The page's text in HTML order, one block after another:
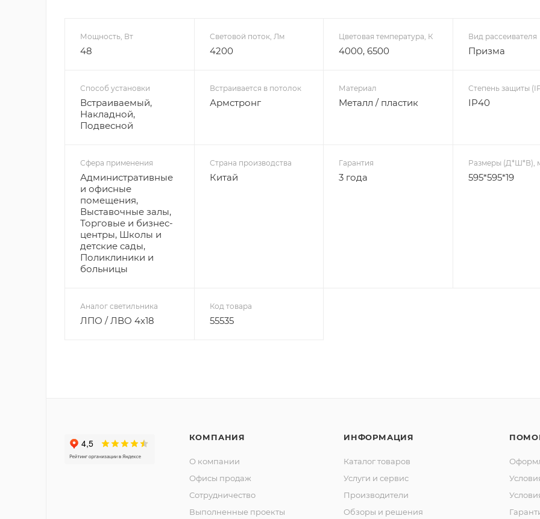
Мощность, Вт
48
Световой поток, Лм
4200
Цветовая температура, К
4000, 6500
Вид рассеивателя
Призма
Способ установки
Встраиваемый,
Накладной,
Подвесной
Встраивается в потолок
Армстронг
Материал
Металл / пластик
Степень защиты
IP40
Сфера применения
Административные
и офисные
помещения,
Выставочные залы,
Торговые и бизнес-
центры, Школы и
детские сады,
Поликлиники и
больницы
Страна производства
Китай
Гарантия
3 года
Размеры (Д*Ш*В),
595*595*19
Аналог светильника
ЛПО / ЛВО 4х18
Код товара
55535
КОМПАНИЯ
О компании
Офисы продаж
Сотрудничество
Выполненные проекты
ИНФОРМАЦИЯ
Каталог товаров
Услуги и сервис
Производители
Обзоры и решения